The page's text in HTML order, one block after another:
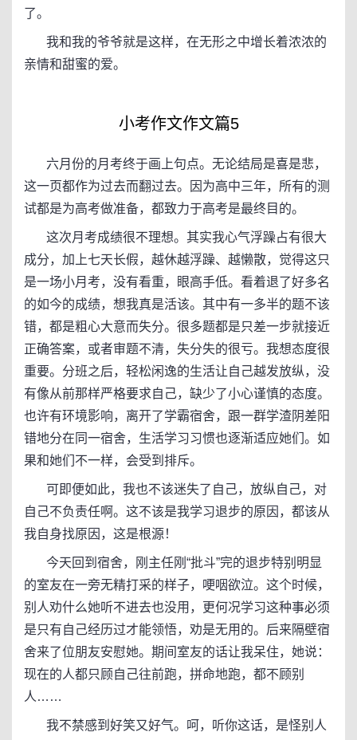
了。
我和我的爷爷就是这样，在无形之中增长着浓浓的
亲情和甜蜜的爱。
小考作文作文篇5
六月份的月考终于画上句点。无论结局是喜是悲，
这一页都作为过去而翻过去。因为高中三年，所有的测
试都是为高考做准备，都致力于高考是最终目的。
这次月考成绩很不理想。其实我心气浮躁占有很大
成分，加上七天长假，越休越浮躁、越懒散，觉得这只
是一场小月考，没有看重，眼高手低。看着退了好多名
的如今的成绩，想我真是活该。其中有一多半的题不该
错，都是粗心大意而失分。很多题都是只差一步就接近
正确答案，或者审题不清，失分失的很亏。我想态度很
重要。分班之后，轻松闲逸的生活让自己越发放纵，没
有像从前那样严格要求自己，缺少了小心谨慎的态度。
也许有环境影响，离开了学霸宿舍，跟一群学渣阴差阳
错地分在同一宿舍，生活学习习惯也逐渐适应她们。如
果和她们不一样，会受到排斥。
可即便如此，我也不该迷失了自己，放纵自己，对
自己不负责任啊。这不该是我学习退步的原因，都该从
我自身找原因，这是根源！
今天回到宿舍，刚主任刚“批斗”完的退步特别明显
的室友在一旁无精打采的样子，哽咽欲泣。这个时候，
别人劝什么她听不进去也没用，更何况学习这种事必须
是只有自己经历过才能领悟，劝是无用的。后来隔壁宿
舍来了位朋友安慰她。期间室友的话让我呆住，她说：
现在的人都只顾自己往前跑，拼命地跑，都不顾别
人……
我不禁感到好笑又好气。呵，听你这话，是怪别人